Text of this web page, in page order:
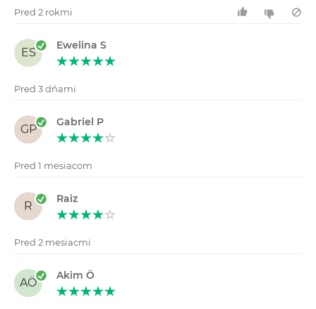
Pred 2 rokmi
ES
Ewelina S
Pred 3 dňami
GP
Gabriel P
Pred 1 mesiacom
R
Raiz
Pred 2 mesiacmi
AÖ
Akim Ö